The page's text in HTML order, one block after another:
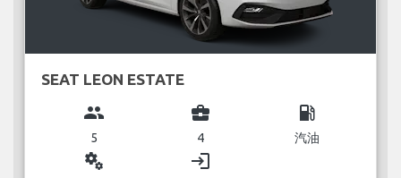
SEAT LEON ESTATE
group
5
business_center
4
local_gas_station
汽油
miscellaneous_services login